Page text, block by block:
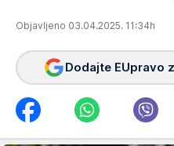
Objavljeno 03.04.2025. 11:34h
Dodajte EUpravo